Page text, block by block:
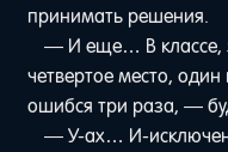
принимать решения.
— И еще… В классе,
четвертое место,
ошибся три раза, —
— У-ах… И-исключен,